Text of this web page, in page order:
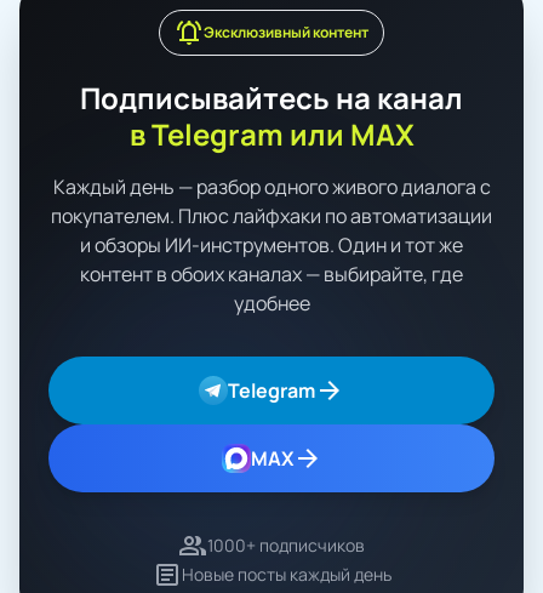
notifications_activeЭксклюзивный контент
Подписывайтесь на канал
в Telegram или MAX
Каждый день — разбор одного живого диалога с
покупателем. Плюс лайфхаки по автоматизации
и обзоры ИИ-инструментов. Один и тот же
контент в обоих каналах — выбирайте, где
удобнее
Telegramarrow_forward
MAXarrow_forward
group1000+ подписчиков
article Новые посты каждый день